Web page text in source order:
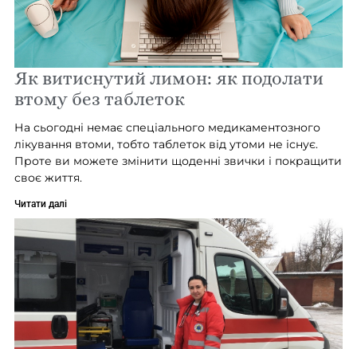
Як витиснутий лимон: як подолати
втому без таблеток
На сьогодні немає спеціального медикаментозного
лікування втоми, тобто таблеток від утоми не існує.
Проте ви можете змінити щоденні звички і покращити
своє життя.
Читати далі